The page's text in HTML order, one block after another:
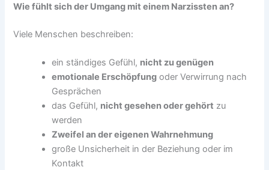
Wie fühlt sich der Umgang mit einem Narzissten an?
Viele Menschen beschreiben:
ein ständiges Gefühl, nicht zu genügen
emotionale Erschöpfung oder Verwirrung nach
Gesprächen
das Gefühl, nicht gesehen oder gehört zu
werden
Zweifel an der eigenen Wahrnehmung
große Unsicherheit in der Beziehung oder im
Kontakt